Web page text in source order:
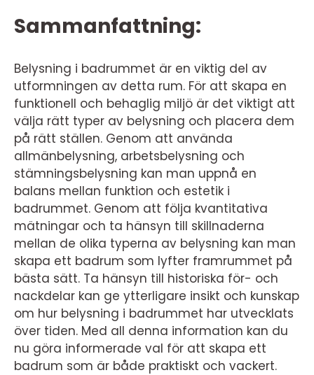
Sammanfattning:
Belysning i badrummet är en viktig del av
utformningen av detta rum. För att skapa en
funktionell och behaglig miljö är det viktigt att
välja rätt typer av belysning och placera dem
på rätt ställen. Genom att använda
allmänbelysning, arbetsbelysning och
stämningsbelysning kan man uppnå en
balans mellan funktion och estetik i
badrummet. Genom att följa kvantitativa
mätningar och ta hänsyn till skillnaderna
mellan de olika typerna av belysning kan man
skapa ett badrum som lyfter framrummet på
bästa sätt. Ta hänsyn till historiska för- och
nackdelar kan ge ytterligare insikt och kunskap
om hur belysning i badrummet har utvecklats
över tiden. Med all denna information kan du
nu göra informerade val för att skapa ett
badrum som är både praktiskt och vackert.